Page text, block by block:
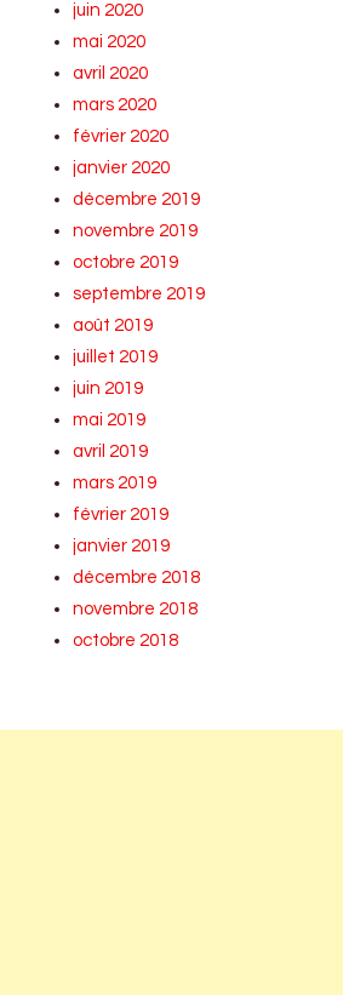
juin 2020
mai 2020
avril 2020
mars 2020
février 2020
janvier 2020
décembre 2019
novembre 2019
octobre 2019
septembre 2019
août 2019
juillet 2019
juin 2019
mai 2019
avril 2019
mars 2019
février 2019
janvier 2019
décembre 2018
novembre 2018
octobre 2018